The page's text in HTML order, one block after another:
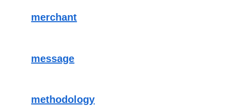
merchant
message
methodology